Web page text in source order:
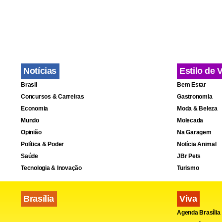
seleções
casa.
A
casa,
ingleses
vantagem
chave com
Notícias
Brasil
Concursos & Carreiras
Economia
Mundo
Opinião
Política & Poder
Saúde
Tecnologia & Inovação
Brasília
Estilo de
Bem Estar
Gastronomia
Moda & Beleza
Molecada
Na Garagem
Notícia Animal
JBr Pets
Turismo
Viva
Agenda Brasília